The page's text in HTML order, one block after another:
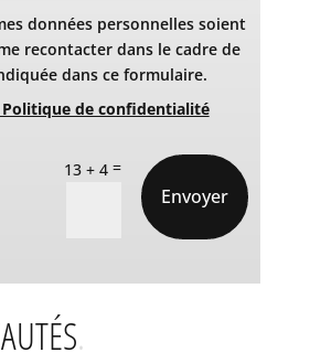
données personnelles soient
recontacter dans le cadre de
dans ce formulaire.
Politique de confidentialité
13 + 4 =
Envoyer